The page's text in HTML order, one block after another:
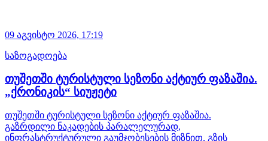
09 აგვისტო 2026, 17:19
საზოგადოება
თუშეთში ტურისტული სეზონი აქტიურ ფაზაშია.
„ქრონიკის“ სიუჟეტი
თუშეთში ტურისტული სეზონი აქტიურ ფაზაშია.
გაზრდილი ნაკადების პარალელურად,
ინფრასტრუქტურული გაუმჯობესების მიზნით, გზის